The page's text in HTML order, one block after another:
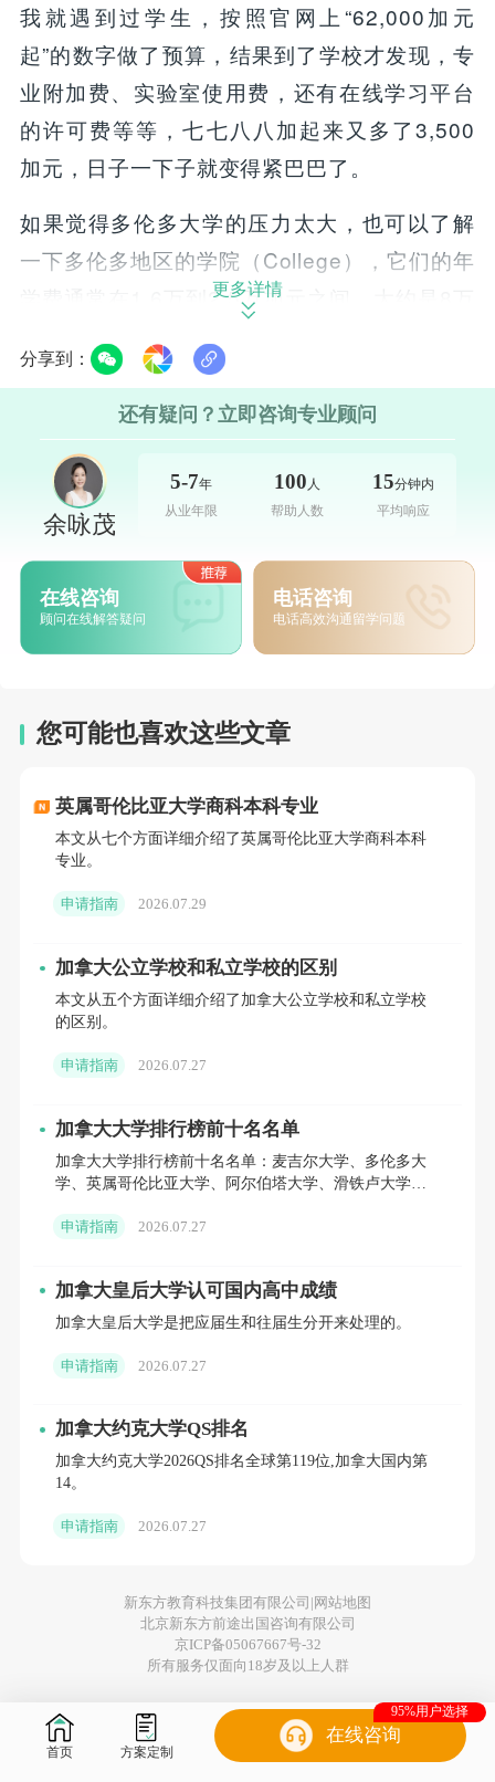
我就遇到过学生，按照官网上“62,000加元
起”的数字做了预算，结果到了学校才发现，专
业附加费、实验室使用费，还有在线学习平台
的许可费等等，七七八八加起来又多了3,500
加元，日子一下子就变得紧巴巴了。
如果觉得多伦多大学的压力太大，也可以了解
一下多伦多地区的学院（College），它们的年
学费通常在1.6万到2.5万加元之间，大约是8万
哪一类学校，建议大家在规划加拿大留学时，
务必登录 ACORN 系统查询完整的费用明细表
（Fee Schedule），关于钱的事情，一定要预
留充足的余量。
生活费：房租是“大头”，自己做饭能“回血”
在多伦多的生活成本中，住宿是最没谱、也最
可能超支的一项。多伦多大学的 CampusOne
如果选择在校外租房，多伦多市中心的平均月
租一个两室两卫（2b2b）的户型，人均房租大
概能压到1,500加元左右。
饮食方面呢：如果自己做饭，一周的成本大约
在80到120加元。要是一周下两次馆子，其余
时间自己动手，那么餐饮总支出每周大约是
150加元。再加上交通、通讯、水电网这些费
用，每月的生活费大概在1,800到2,500加元，
万到16万。
整体来看，在多伦多留学一年的总花费（学费
加上生活费），大致在35万到60万人民币这个
万之间。
保证金：签证环节最容易“栽跟头”的地方
2026年，学签保证金的标准全面上调了，这一
点大家一定要高度重视。从2025年9月开始，
魁北克省以外的单身国际学生申请学签，最低
的生活费证明已经上调到22,895加元/年（约合
费。更重要的是，这笔生活费必须和学费“叠加
证明”，不能混为一谈。打个比方，如果硕士课
程的年学费是28,000加元，那么总的资金证明
至少需要50,895加元（22,895加生活费 +
28,000加学费）。
更多详情
分享到：
还有疑问？立即咨询专业顾问
余咏茂
5-7年
从业年限
100 人
帮助人数
15分钟内
平均响应
在线咨询
顾问在线解答疑问
电话咨询
电话高效沟通留学问题
您可能也喜欢这些文章
英属哥伦比亚大学商科本科专业
本文从七个方面详细介绍了英属哥伦比亚大学商科本科
专业。
申请指南 2026.07.29
加拿大公立学校和私立学校的区别
本文从五个方面详细介绍了加拿大公立学校和私立学校
的区别。
申请指南 2026.07.27
加拿大大学排行榜前十名名单
加拿大大学排行榜前十名名单：麦吉尔大学、多伦多大
学、英属哥伦比亚大学、阿尔伯塔大学、滑铁卢大学、
大学、卡尔加里大
申请指南 2026.07.27
加拿大皇后大学认可国内高中成绩
加拿大皇后大学是把应届生和往届生分开来处理的。
申请指南 2026.07.27
加拿大约克大学QS排名
加拿大约克大学2026QS排名全球第119位,加拿大国内第
14。
申请指南 2026.07.27
新东方教育科技集团有限公司| 网站地图
北京新东方前途出国咨询有限公司
京ICP备05067667号-32
所有服务仅面向18岁及以上人群
首页 方案定制
在线咨询
95%用户选择